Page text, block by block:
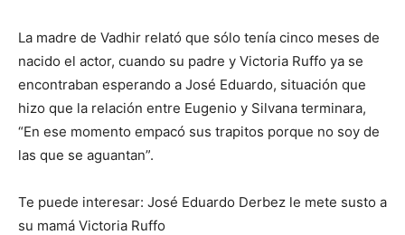
La madre de Vadhir relató que sólo tenía cinco meses de
nacido el actor, cuando su padre y Victoria Ruffo ya se
encontraban esperando a José Eduardo, situación que
hizo que la relación entre Eugenio y Silvana terminara,
“En ese momento empacó sus trapitos porque no soy de
las que se aguantan”.
Te puede interesar: José Eduardo Derbez le mete susto a
su mamá Victoria Ruffo